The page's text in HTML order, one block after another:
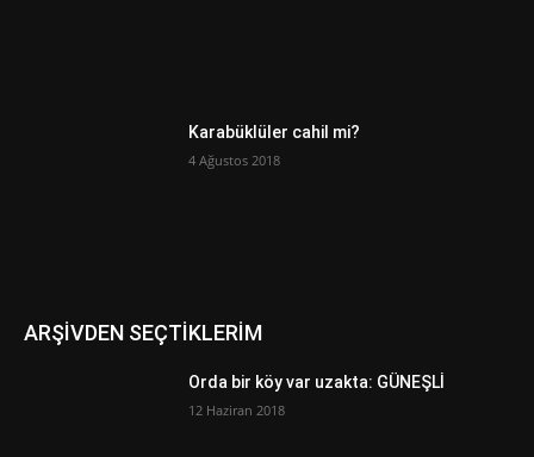
Karabüklüler cahil mi?
4 Ağustos 2018
ARŞİVDEN SEÇTİKLERİM
Orda bir köy var uzakta: GÜNEŞLİ
12 Haziran 2018